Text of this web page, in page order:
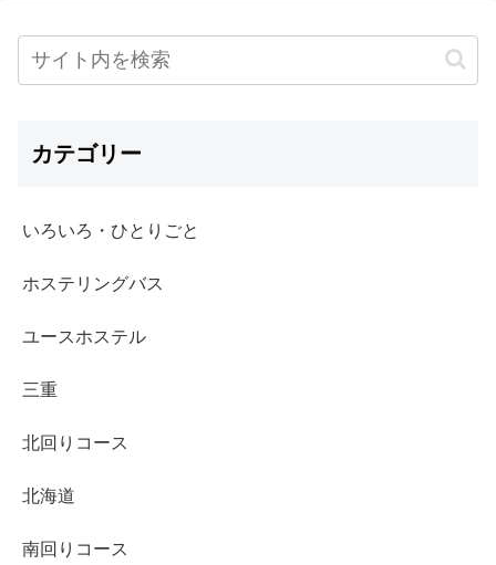
カテゴリー
いろいろ・ひとりごと
ホステリングバス
ユースホステル
三重
北回りコース
北海道
南回りコース